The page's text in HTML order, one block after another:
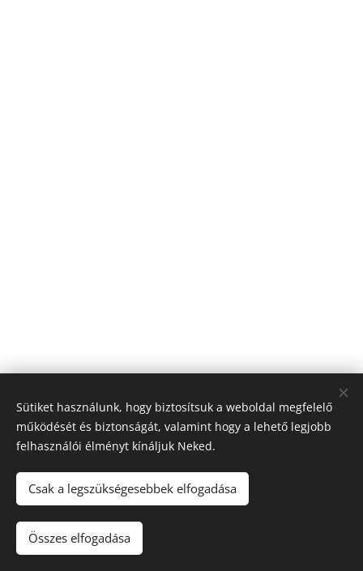
© 2026 Nagyfólia Kft. Minden jog fenntartva
Sütik
Sütiket használunk, hogy biztosítsuk a weboldal megfelelő
működését és biztonságát, valamint hogy a lehető legjobb
felhasználói élményt kínáljuk Neked.
Csak a legszükségesebbek elfogadása
Összes elfogadása